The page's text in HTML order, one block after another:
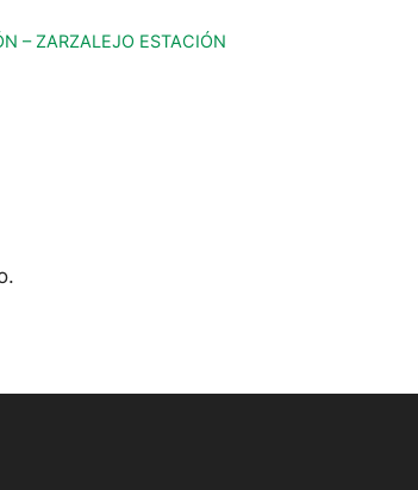
– ZARZALEJO ESTACIÓN